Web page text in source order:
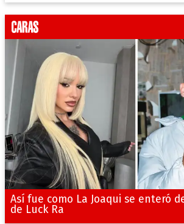
Así fue como La Joaqui se enteró
de Luck Ra